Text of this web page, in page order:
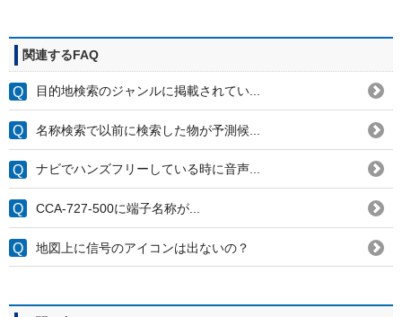
関連するFAQ
目的地検索のジャンルに掲載されてい...
名称検索で以前に検索した物が予測候...
ナビでハンズフリーしている時に音声...
CCA-727-500に端子名称が...
地図上に信号のアイコンは出ないの？